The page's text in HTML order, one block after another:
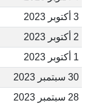
3 أكتوبر 2023
2 أكتوبر 2023
1 أكتوبر 2023
30 سبتمبر 2023
28 سبتمبر 2023